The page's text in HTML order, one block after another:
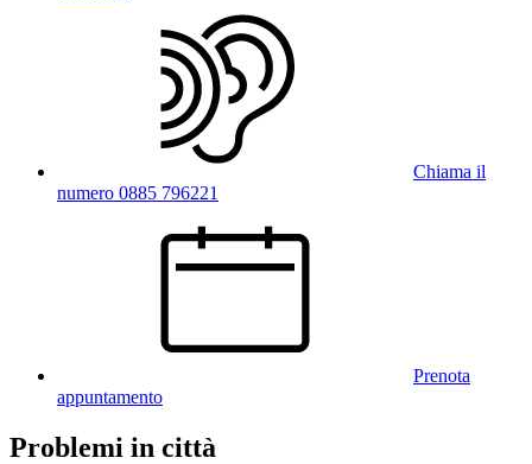
Chiama il
numero 0885 796221
Prenota
appuntamento
Problemi in città